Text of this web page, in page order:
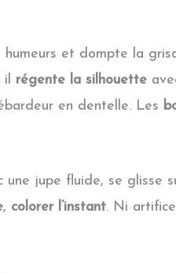
et dompte la
il régente la silhouette
en dentelle. Les
une jupe fluide, se glisse
, colorer l’instant. Ni